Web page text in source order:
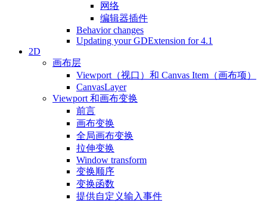
网络
编辑器插件
Behavior changes
Updating your GDExtension for 4.1
2D
画布层
Viewport（视口）和 Canvas Item（画布项）
CanvasLayer
Viewport 和画布变换
前言
画布变换
全局画布变换
拉伸变换
Window transform
变换顺序
变换函数
提供自定义输入事件